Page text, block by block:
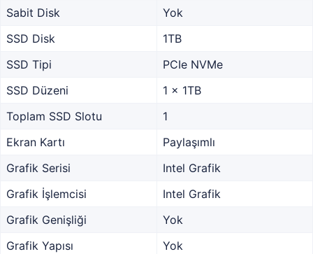
Sabit Disk
Yok
SSD Disk
1TB
SSD Tipi
PCIe NVMe
SSD Düzeni
1 x 1TB
Toplam SSD Slotu
1
Ekran Kartı
Paylaşımlı
Grafik Serisi
Intel Grafik
Grafik İşlemcisi
Intel Grafik
Grafik Genişliği
Yok
Grafik Yapısı
Yok